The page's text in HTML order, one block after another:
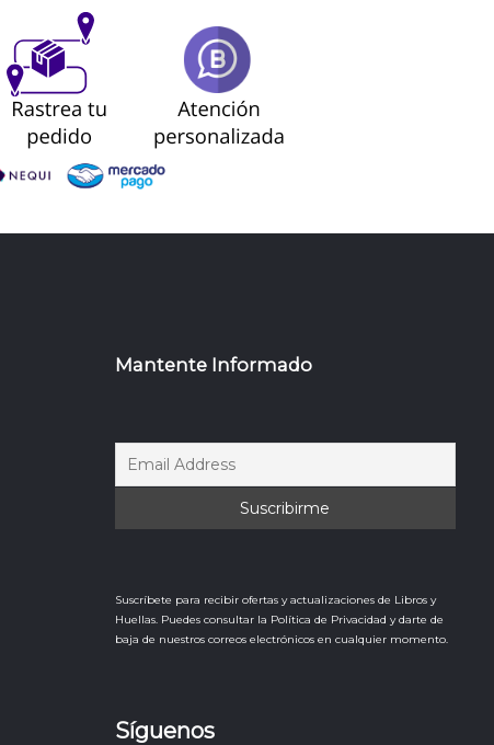
Mantente Informado
Suscríbete para recibir ofertas y actualizaciones de Libros y
Huellas. Puedes consultar la Política de Privacidad y darte de
baja de nuestros correos electrónicos en cualquier momento.
Síguenos